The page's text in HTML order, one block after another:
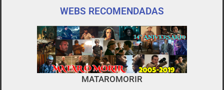
no es el típico de «llegar,
descargar y pirarse».
WEBS RECOMENDADAS
MATAROMORIR